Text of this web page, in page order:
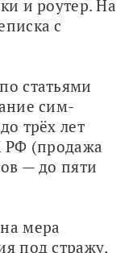
и роутер. На
с
статьями
сим-
трёх лет
РФ (продажа
— до пяти
мера
под стражу,